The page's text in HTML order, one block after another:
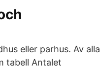
eller parhus. Av alla
tabell Antalet